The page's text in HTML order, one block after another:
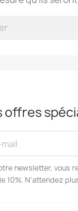
offres
newsletter, vous
10%. N'attendez